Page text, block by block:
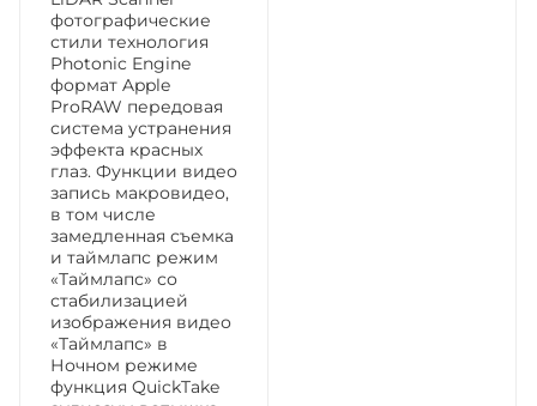
фотографические
стили технология
Photonic Engine
формат Apple
ProRAW передовая
система устранения
эффекта красных
глаз. Функции видео
запись макровидео,
в том числе
замедленная съемка
и таймлапс режим
«Таймлапс» со
стабилизацией
изображения видео
«Таймлапс» в
Ночном режиме
функция QuickTake